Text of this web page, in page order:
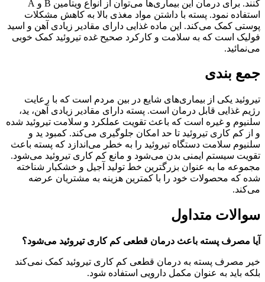
استفاده نمود. پسته با داشتن مواد مغذی بالا به کاهش مشکلات
پوستی کمک می‌کند. این ماده غذایی دارای مقادیر زیادی آهن و اسید
فولیک است که به سلامت و کارکرد صحیح غده تیروئید کمک خوبی
می‌نمائید.
جمع بندی
تیروئید یکی از بیماری‌های شایع در بین مردم است که با رعایت
رژیم غذایی قابل درمان است. پسته دارای مقادیر زیادی آهن، ید،
سلنیوم و غیره است که باعث تقویت عملکرد و سلامت تیروئید شده
و از کم کاری تیروئید تا حد امکان جلوگیری می‌کند. کمبود ید و
سلنیوم سلامت دستگاه تیروئید را به خطر می‌اندازد که پسته باعث
تقویت سیستم ایمنی بدن می‌شود و مانع کم کاری تیروئید می‌شود.
مجموعه ما به عنوان بزرگترین خط تولید آجیل و خشکبار شناخته
شده که محصولات خود را با کمترین هزینه به مشتریان عرضه
می‌کند.
سوالات متداول
آیا مصرف پسته باعث درمان قطعی کم کاری تیروئید می‌شود؟
خیر مصرف پسته به‌ درمان قطعی کم کاری تیروئید کمک نمی‌کند
بلکه باید به عنوان مکمل دارویی استفاده شود.